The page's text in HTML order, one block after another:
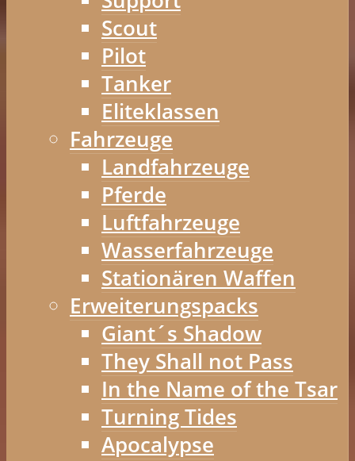
Scout
Pilot
Tanker
Eliteklassen
Fahrzeuge
Landfahrzeuge
Pferde
Luftfahrzeuge
Wasserfahrzeuge
Stationären Waffen
Erweiterungspacks
Giant´s Shadow
They Shall not Pass
In the Name of the Tsar
Turning Tides
Apocalypse